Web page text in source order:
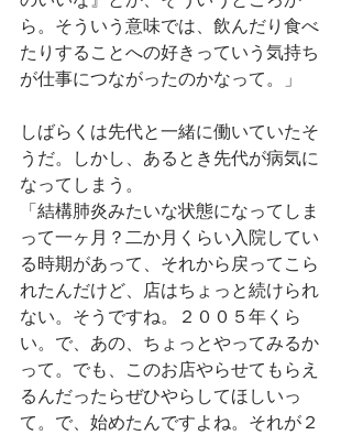
ら。そういう意味では、飲んだり食べ
たりすることへの好きっていう気持ち
が仕事につながったのかなって。」
しばらくは先代と一緒に働いていたそ
うだ。しかし、あるとき先代が病気に
なってしまう。
「結構肺炎みたいな状態になってしま
って一ヶ月？二か月くらい入院してい
る時期があって、それから戻ってこら
れたんだけど、店はちょっと続けられ
ない。そうですね。２００５年くら
い。で、あの、ちょっとやってみるか
って。でも、このお店やらせてもらえ
るんだったらぜひやらしてほしいっ
て。で、始めたんですよね。それが２